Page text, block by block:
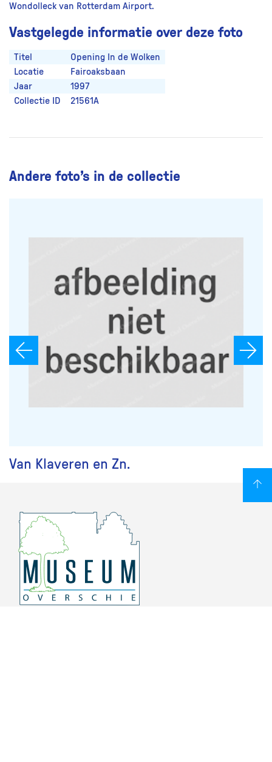
Wondolleck van Rotterdam Airport.
Vastgelegde informatie over deze foto
Titel
Opening In de Wolken
Locatie
Fairoaksbaan
Jaar
1997
Collectie ID
21561A
Andere foto’s in de collectie
Van Klaveren en Zn.